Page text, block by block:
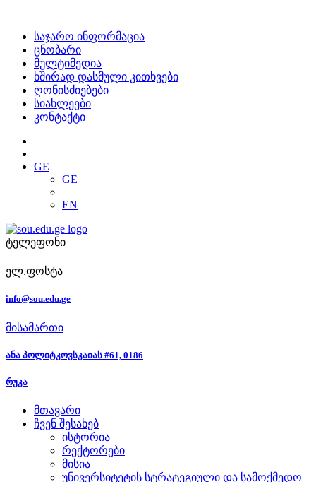
საჯარო ინფორმაცია
ცნობარი
მულტიმედია
ხშირად დასმული კითხვები
ღონისძიებები
სიახლეები
კონტაქტი
GE
GE
EN
ტელეფონი
ელ.ფოსტა
info@sou.edu.ge
მისამართი
ანა პოლიტკოვსკაიას #61, 0186
რუკა
მთავარი
ჩვენ შესახებ
ისტორია
რექტორები
მისია
უნივერსიტეტის სტრატეგიული და სამოქმედო